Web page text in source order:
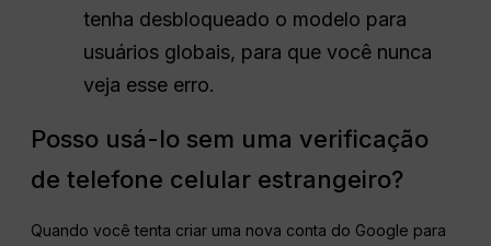
tenha desbloqueado o modelo para
usuários globais, para que você nunca
veja esse erro.
Posso usá-lo sem uma verificação
de telefone celular estrangeiro?
Quando você tenta criar uma nova conta do Google para